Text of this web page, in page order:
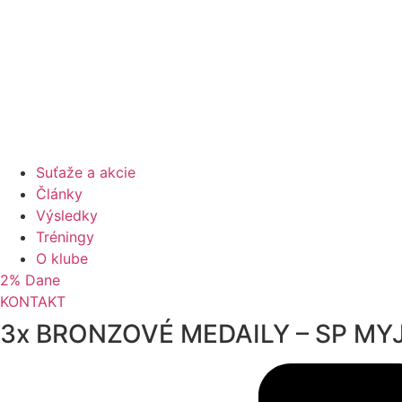
Suťaže a akcie
Články
Výsledky
Tréningy
O klube
2% Dane
KONTAKT
3x BRONZOVÉ MEDAILY – SP